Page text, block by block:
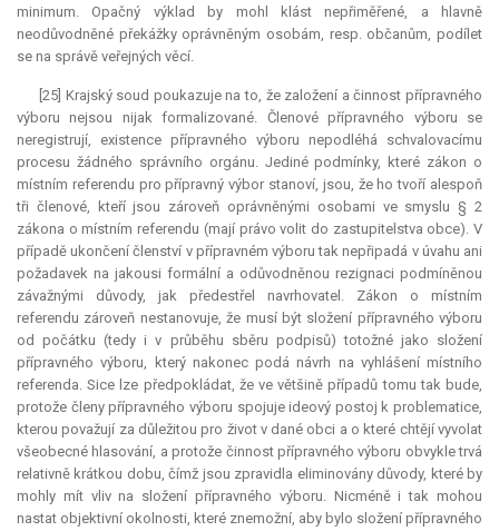
minimum. Opačný výklad by mohl klást nepřiměřené, a hlavně
neodůvodněné překážky oprávněným osobám, resp. občanům, podílet
se na správě veřejných věcí.
[25] Krajský soud poukazuje na to, že založení a činnost přípravného
výboru nejsou nijak formalizované. Členové přípravného výboru se
neregistrují, existence přípravného výboru nepodléhá schvalovacímu
procesu žádného správního orgánu. Jediné podmínky, které zákon o
místním referendu pro přípravný výbor stanoví, jsou, že ho tvoří alespoň
tři členové, kteří jsou zároveň oprávněnými osobami ve smyslu § 2
zákona o místním referendu (mají právo volit do zastupitelstva obce). V
případě ukončení členství v přípravném výboru tak nepřipadá v úvahu ani
požadavek na jakousi formální a odůvodněnou rezignaci podmíněnou
závažnými důvody, jak předestřel navrhovatel. Zákon o místním
referendu zároveň nestanovuje, že musí být složení přípravného výboru
od počátku (tedy i v průběhu sběru podpisů) totožné jako složení
přípravného výboru, který nakonec podá návrh na vyhlášení místního
referenda. Sice lze předpokládat, že ve většině případů tomu tak bude,
protože členy přípravného výboru spojuje ideový postoj k problematice,
kterou považují za důležitou pro život v dané obci a o které chtějí vyvolat
všeobecné hlasování, a protože činnost přípravného výboru obvykle trvá
relativně krátkou dobu, čímž jsou zpravidla eliminovány důvody, které by
mohly mít vliv na složení přípravného výboru. Nicméně i tak mohou
nastat objektivní okolnosti, které znemožní, aby bylo složení přípravného